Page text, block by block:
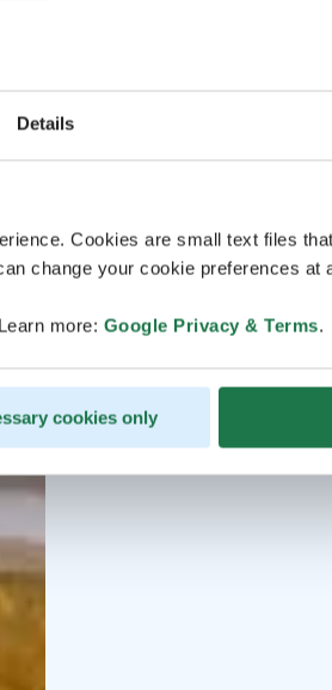
Details
Cookies are small text files
change your cookie preferences at
more: Google Privacy & Terms.
cookies only